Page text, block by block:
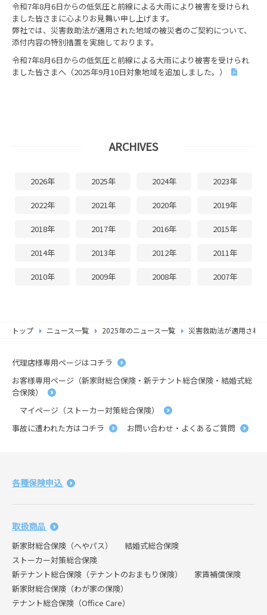
令和7年8月6日からの低気圧と前線による大雨により被害を受けられ
ました皆さまに心よりお見舞い申し上げます。
弊社では、災害救助法が適用された地域の被災者のご契約について、
添付内容の特別措置を実施しております。
令和7年8月6日からの低気圧と前線による大雨により被害を受けられ
ました皆さまへ（2025年9月10日対象地域を追加しました。）
ARCHIVES
2026年 2025年 2024年 2023年
2022年 2021年 2020年 2019年
2018年 2017年 2016年 2015年
2014年 2013年 2012年 2011年
2010年 2009年 2008年 2007年
トップ ニュース一覧 2025年のニュース一覧 災害救助法が適用され
代理店様専用ページはコチラ
お客様専用ページ（新家財総合保険・新テナント総合保険・結婚式総
合保険）
マイページ（ストーカー対策総合保険）
事故に遭われた方はコチラ
お問い合わせ・よくあるご質問
各種保険申込
取扱商品
新家財総合保険（へやパス）
結婚式総合保険
ストーカー対策総合保険
新テナント総合保険（テナントのおまもり保険）
家賃補償保険
新家財総合保険（わが家の保険）
テナント総合保険（Office Care）